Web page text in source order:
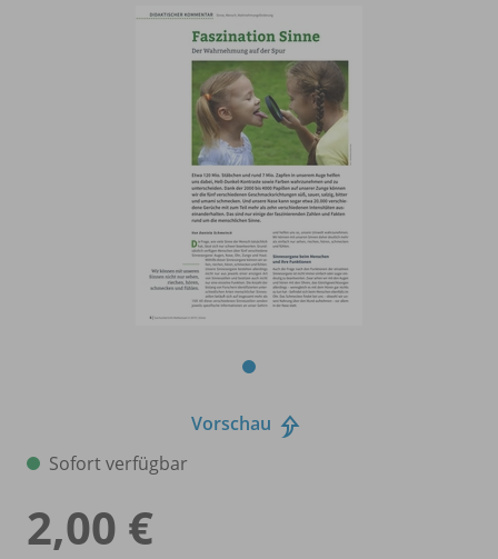
Vorschau
Sofort verfügbar
2,00 €